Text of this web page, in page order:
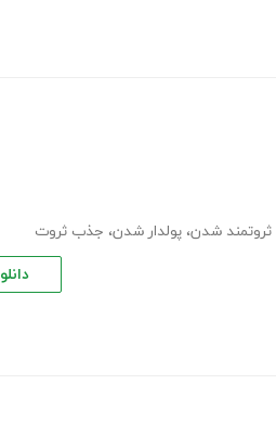
ثروتمند شدن، پولدار شدن، جذب ثروت